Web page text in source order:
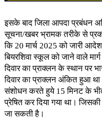
इसके बाद जिला आपदा प्रबंधन
सूचना/खबर भ्रामक तरीके से
कि 20 मार्च 2025 को जारी
बियरशिवा स्कूल को जाने वाले
दिवार का प्राक्लन के स्थान पर
दिवार का प्राक्लन अंकित हुआ
संशोधन करते हुये 15 मिनट के
प्रेषित कर दिया गया था।
जा सकती है।